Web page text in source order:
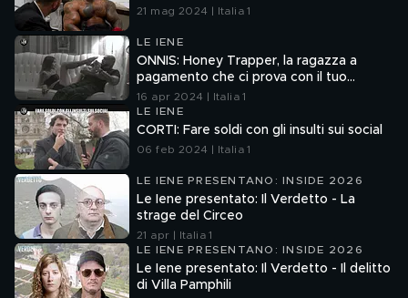
21 mag 2024 | Italia 1
LE IENE
ONNIS: Honey Trapper, la ragazza a
pagamento che ci prova con il tuo
fidanzato
16 apr 2024 | Italia 1
LE IENE
CORTI: Fare soldi con gli insulti sui social
06 feb 2024 | Italia 1
LE IENE PRESENTANO: INSIDE 2026
Le Iene presentato: Il Verdetto - La
strage del Circeo
21 apr | Italia 1
LE IENE PRESENTANO: INSIDE 2026
Le Iene presentato: Il Verdetto - Il delitto
di Villa Pamphili